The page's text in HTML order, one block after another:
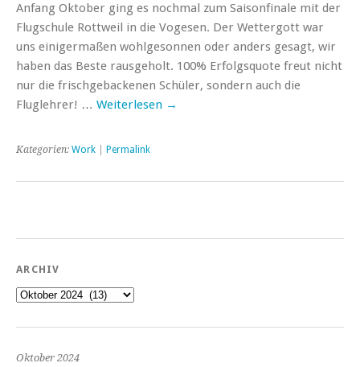
Anfang Oktober ging es nochmal zum Saisonfinale mit der
Flugschule Rottweil in die Vogesen. Der Wettergott war
uns einigermaßen wohlgesonnen oder anders gesagt, wir
haben das Beste rausgeholt. 100% Erfolgsquote freut nicht
nur die frischgebackenen Schüler, sondern auch die
Fluglehrer! … Weiterlesen →
Kategorien: Work Permalink
ARCHIV
Archiv
Oktober 2024